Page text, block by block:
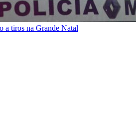
a tiros na Grande Natal